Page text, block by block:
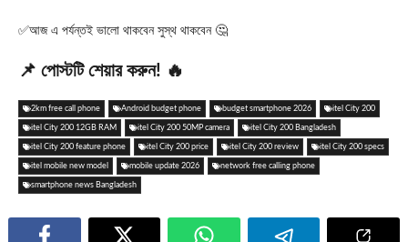
✅আজ এ পর্যন্তই ভালো থাকবেন সুস্থ থাকবেন 🤔
📌 পোস্টটি শেয়ার করুন! 🔥
2km free call phone Android budget phone budget smartphone 2026 itel City 200
itel City 200 12GB RAM itel City 200 50MP camera itel City 200 Bangladesh
itel City 200 feature phone itel City 200 price itel City 200 review itel City 200 specs
itel mobile new model mobile update 2026 network free calling phone
smartphone news Bangladesh